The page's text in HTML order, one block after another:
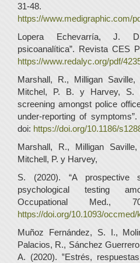
31-48.
https://www.medigraphic.com/
Lopera Echevarría, J.
psicoanalítica”. Revista CES
https://www.redalyc.org/pdf/
Marshall, R., Milligan
Mitchel, P. B. y Harvey, S.
screening amongst police
under-reporting of
doi: https://doi.org/10.1186/
Marshall, R., Milligan
Mitchell, P. y Harvey,
S. (2020). “A prospective
psychological testing
Occupational Med.,
https://doi.org/10.1093/occmed/
Muñoz Fernández, S. I.,
Palacios, R., Sánchez
A. (2020). ‟Estrés,